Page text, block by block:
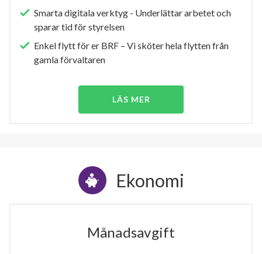
Smarta digitala verktyg - Underlättar arbetet och
sparar tid för styrelsen
Enkel flytt för er BRF – Vi sköter hela flytten från
gamla förvaltaren
LÄS MER
Ekonomi
Månadsavgift